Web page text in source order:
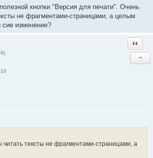
кнопки "Версия для печати". Очень
не фрагментами-страницами, а целым
изменение?
сообщение
−
читать тексты не фрагментами-страницами, а